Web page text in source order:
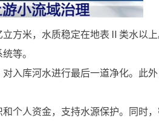
方米，水质稳定在地表Ⅱ类水以
等。
入库河水进行最后一道净化。此
个人资金，支持水源保护。同时